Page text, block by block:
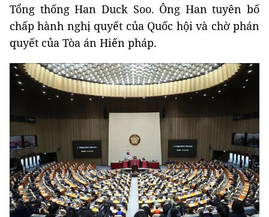
Tổng thống Han Duck Soo. Ông Han tuyên bố
chấp hành nghị quyết của Quốc hội và chờ phán
quyết của Tòa án Hiến pháp.